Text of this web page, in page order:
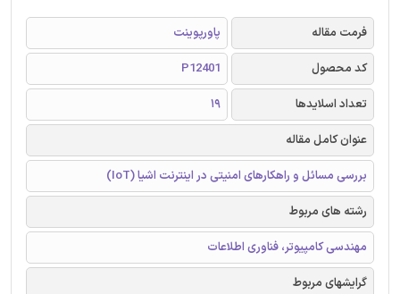
فرمت مقاله
پاورپوینت
کد محصول
P12401
تعداد اسلایدها
19
عنوان کامل مقاله
بررسی مسائل و راهکارهای امنیتی در اینترنت اشیا (IoT)
رشته های مربوط
مهندسی کامپیوتر، فناوری اطلاعات
گرایشهای مربوط